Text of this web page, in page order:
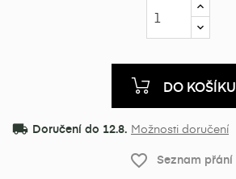
DO KOŠÍKU
local_shipping Doručení do 12.8. Možnosti doručení
favorite_border Seznam přání